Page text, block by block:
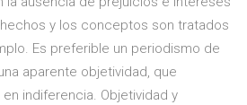
y los conceptos son tratados
Es preferible un periodismo de
aparente objetividad, que
indiferencia. Objetividad y